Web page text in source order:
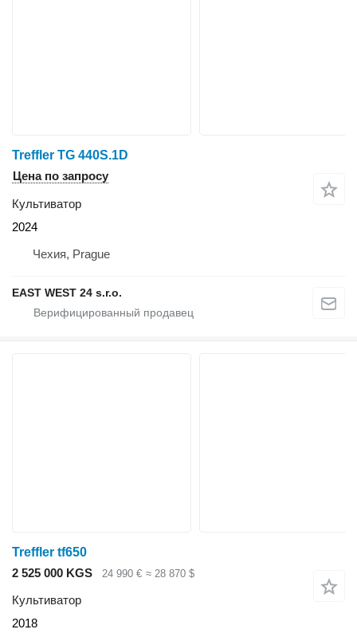
Treffler TG 440S.1D
Цена по запросу
Культиватор
2024
Чехия, Prague
EAST WEST 24 s.r.o.
Treffler tf650
2 525 000 KGS
24 990 € ≈ 28 870 $
Культиватор
2018